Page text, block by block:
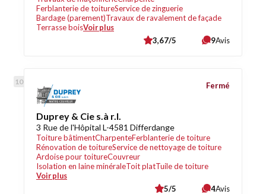
Ferblanterie de toitureService de zinguerie
Bardage (parement)Travaux de ravalement de façade
Terrasse boisVoir plus
3,67/5 9Avis
Duprey & Cie s.à r.l.
3 Rue de l'Hôpital L-4581 Differdange
Toiture bâtimentCharpenteFerblanterie de toiture
Rénovation de toitureService de nettoyage de toiture
Ardoise pour toitureCouvreur
Isolation en laine minéraleToit platTuile de toiture
Voir plus
Fermé
5/5 4Avis